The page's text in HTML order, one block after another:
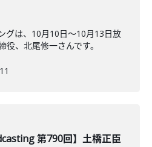
グは、10月10日〜10月13日放
、北尾修一さんです。
第790回】土橋正臣